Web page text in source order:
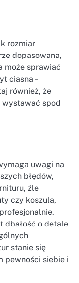
rozmiar
dopasowana,
może sprawiać
ciasna –
również, że
spod
uwagi na
błędów,
źle
czy koszula,
dbałość o detale
stanie się
pewności siebie i